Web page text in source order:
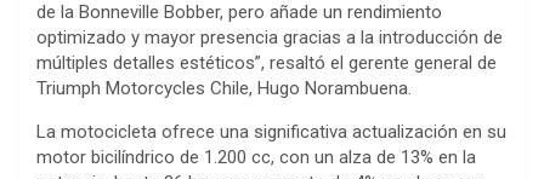
de la Bonneville Bobber, pero añade un rendimiento
optimizado y mayor presencia gracias a la introducción de
múltiples detalles estéticos”, resaltó el gerente general de
Triumph Motorcycles Chile, Hugo Norambuena.
La motocicleta ofrece una significativa actualización en su
motor bicilíndrico de 1.200 cc, con un alza de 13% en la